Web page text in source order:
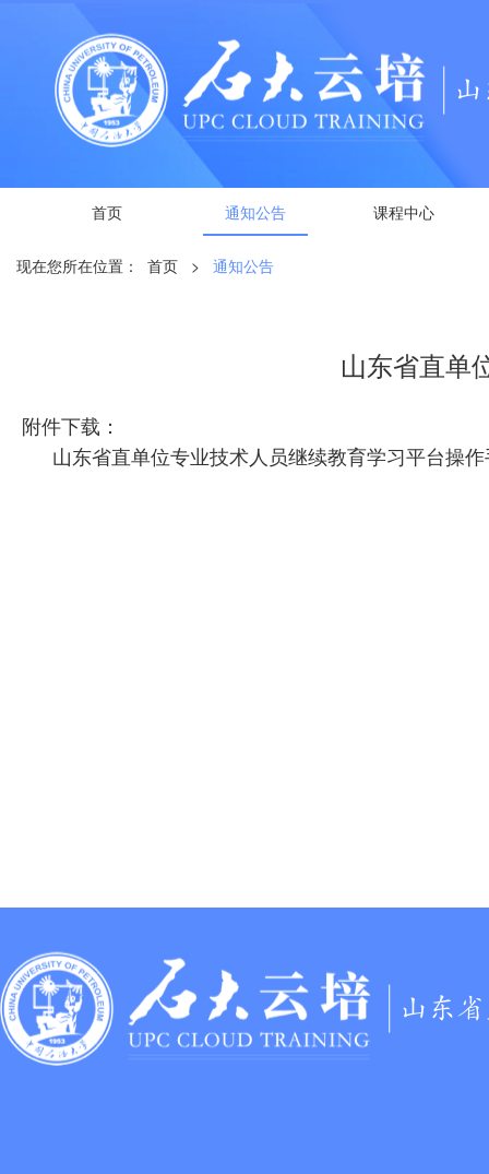
首页 通知公告 课程中心
现在您所在位置： 首页 > 通知公告
山东省直单
附件下载：
山东省直单位专业技术人员继续教育学习平台操作